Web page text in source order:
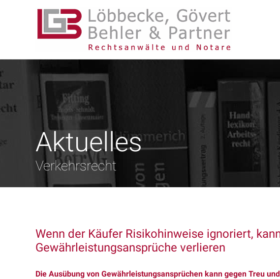
Aktuelles
Verkehrsrecht
Wenn der Käufer Risikohinweise ignoriert,
Gewährleistungsansprüche verlieren
Die Ausübung von Gewährleistungsansprüchen kann gegen Treu